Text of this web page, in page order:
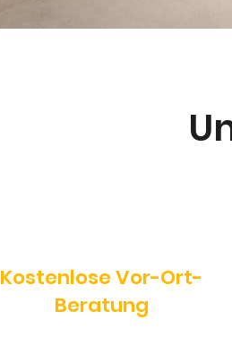
Kostenlose Vor-Ort-
Beratung